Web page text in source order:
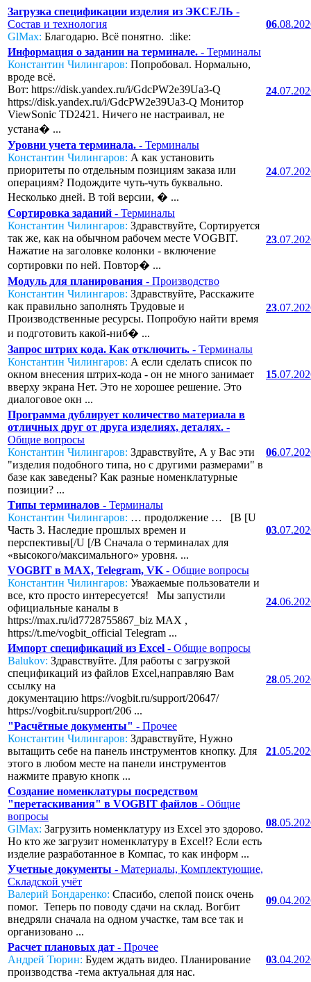
Загрузка спецификации изделия из ЭКСЕЛЬ -
Состав и технология
GlMax: Благодарю. Всё понятно. :like:
06
Информация о задании на терминале. - Терминалы
Константин Чилингаров: Попробовал. Нормально,
вроде всё.
Вот: https://disk.yandex.ru/i/GdcPW2e39Ua3-Q
https://disk.yandex.ru/i/GdcPW2e39Ua3-Q Монитор
ViewSonic TD2421. Ничего не настраивал, не
устана� ...
24
Уровни учета терминала. - Терминалы
Константин Чилингаров: А как установить
приоритеты по отдельным позициям заказа или
операциям? Подождите чуть-чуть буквально.
Несколько дней. В той версии, � ...
24
Сортировка заданий - Терминалы
Константин Чилингаров: Здравствуйте, Сортируется
так же, как на обычном рабочем месте VOGBIT.
Нажатие на заголовке колонки - включение
сортировки по ней. Повтор� ...
23
Модуль для планирования - Производство
Константин Чилингаров: Здравствуйте, Расскажите
как правильно заполнять Трудовые и
Производственные ресурсы. Попробую найти время
и подготовить какой-ниб� ...
23
Запрос штрих кода. Как отключить. - Терминалы
Константин Чилингаров: А если сделать список по
окном внесения штрих-кода - он не много занимает
вверху экрана Нет. Это не хорошее решение. Это
диалоговое окн ...
15
Программа дублирует количество материала в
отличных друг от друга изделиях, деталях. -
Общие вопросы
Константин Чилингаров: Здравствуйте, А у Вас эти
"изделия подобного типа, но с другими размерами" в
базе как заведены? Как разные номенклатурные
позиции? ...
06
Типы терминалов - Терминалы
Константин Чилингаров: … продолжение … [B [U
Часть 3. Наследие прошлых времен и
перспективы[/U [/B Сначала о терминалах для
«высокого/максимального» уровня. ...
03
VOGBIT в MAX, Telegram, VK - Общие вопросы
Константин Чилингаров: Уважаемые пользователи и
все, кто просто интересуется! Мы запустили
официальные каналы в
https://max.ru/id7728755867_biz MAX ,
https://t.me/vogbit_official Telegram ...
24
Импорт спецификаций из Excel - Общие вопросы
Balukov: Здравствуйте. Для работы с загрузкой
спецификаций из файлов Excel,направляю Вам
ссылку на
документацию https://vogbit.ru/support/20647/
https://vogbit.ru/support/206 ...
28
"Расчётные документы" - Прочее
Константин Чилингаров: Здравствуйте, Нужно
вытащить себе на панель инструментов кнопку. Для
этого в любом месте на панели инструментов
нажмите правую кнопк ...
21
Создание номенклатуры посредством
"перетаскивания" в VOGBIT файлов - Общие
вопросы
GlMax: Загрузить номенклатуру из Excel это здорово.
Но кто же загрузит номенклатуру в Excel!? Если есть
изделие разработанное в Компас, то как информ ...
08
Учетные документы - Материалы, Комплектующие,
Складской учёт
Валерий Бондаренко: Спасибо, слепой поиск очень
помог. Теперь по поводу сдачи на склад. Вогбит
внедряли сначала на одном участке, там все так и
организовано ...
09
Расчет плановых дат - Прочее
Андрей Тюрин: Будем ждать видео. Планирование
производства -тема актуальная для нас.
03